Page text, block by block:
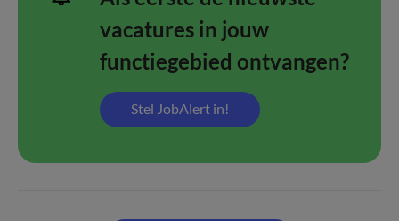
vacatures in jouw
functiegebied ontvangen?
Stel JobAlert in!